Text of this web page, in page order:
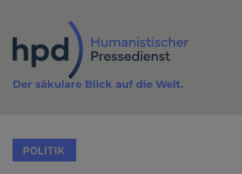
Inhalt
Der säkulare Blick auf die Welt.
POLITIK